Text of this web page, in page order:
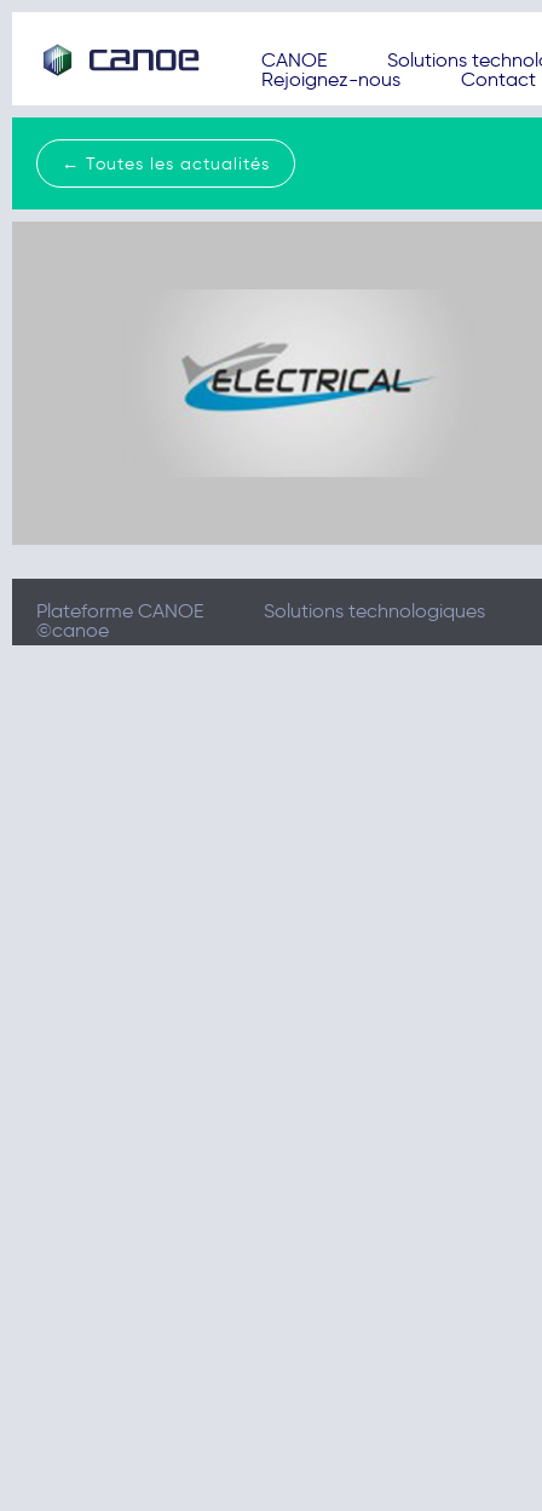
CANOE
Solutions
Rejoignez-nous
Contact
← Toutes les actualités
Plateforme CANOE
Solutions technologiques
©canoe